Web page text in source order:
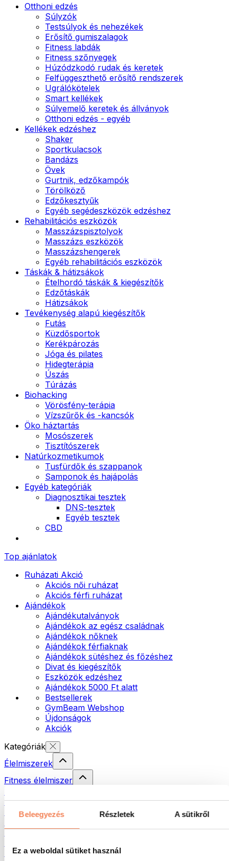
Beleegyezés Részletek A sütikről
Ez a weboldal sütiket használ
Otthoni edzés
Súlyzók
Testsúlyok és nehezékek
Erősítő gumiszalagok
Fitness labdák
Fitness szőnyegek
Húzódzkodó rudak és keretek
Felfüggeszthető erősítő rendszerek
Ugrálókötelek
Smart kellékek
Súlyemelő keretek és állványok
Otthoni edzés - egyéb
Kellékek edzéshez
Shaker
Sportkulacsok
Bandázs
Övek
Gurtnik, edzőkampók
Törölköző
Edzőkesztyűk
Egyéb segédeszközök edzéshez
Rehabilitációs eszközök
Masszázspisztolyok
Masszázs eszközök
Masszázshengerek
Egyéb rehabilitációs eszközök
Táskák & hátizsákok
Ételhordó táskák & kiegészítők
Edzőtáskák
Hátizsákok
Tevékenység alapú kiegészítők
Futás
Küzdősportok
Kerékpározás
Jóga és pilates
Hidegterápia
Úszás
Túrázás
Biohacking
Vörösfény-terápia
Vízszűrők és -kancsók
Öko háztartás
Mosószerek
Tisztítószerek
Natúrkozmetikumok
Tusfürdők és szappanok
Samponok és hajápolás
Egyéb kategóriák
Diagnosztikai tesztek
DNS-tesztek
Egyéb tesztek
CBD
Top ajánlatok
Ruházati Akció
Akciós női ruházat
Akciós férfi ruházat
Ajándékok
Ajándékutalványok
Ajándékok az egész családnak
Ajándékok nőknek
Ajándékok férfiaknak
Ajándékok sütéshez és főzéshez
Divat és kiegészítők
Eszközök edzéshez
Ajándékok 5000 Ft alatt
Bestsellerek
GymBeam Webshop
Újdonságok
Akciók
Kategóriák
Élelmiszerek
Fitness élelmiszer
Krémek és paszták
Magvak
Készételek
Kenyér és pékáru